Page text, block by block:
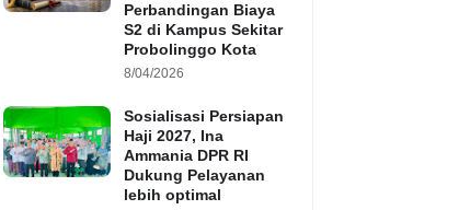
Perbandingan Biaya
S2 di Kampus Sekitar
Probolinggo Kota
8/04/2026
Sosialisasi Persiapan
Haji 2027, Ina
Ammania DPR RI
Dukung Pelayanan
lebih optimal